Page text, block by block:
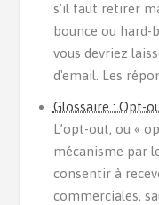
s'il faut retirer
bounce ou hard-
vous devriez
d'email. Les
Glossaire : Opt-
L’opt-out, ou «
mécanisme par
consentir à
commerciales,